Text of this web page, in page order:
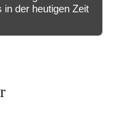
in der heutigen Zeit